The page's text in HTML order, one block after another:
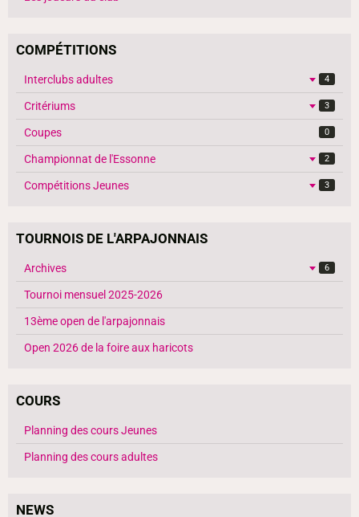
COMPÉTITIONS
Interclubs adultes 4
Critériums 3
Coupes 0
Championnat de l'Essonne 2
Compétitions Jeunes 3
TOURNOIS DE L'ARPAJONNAIS
Archives 6
Tournoi mensuel 2025-2026
13ème open de l'arpajonnais
Open 2026 de la foire aux haricots
COURS
Planning des cours Jeunes
Planning des cours adultes
NEWS